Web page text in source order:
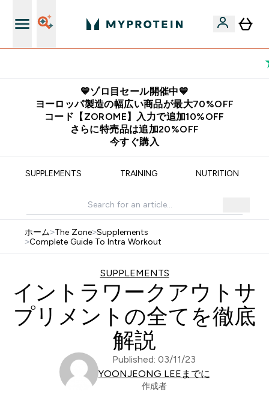
💙ゾロ目セール開催中💙
ヨーロッパ製造の幅広い商品が最大70%OFF
コード【ZOROME】入力で追加10%OFF
さらに特売品は追加20%OFF
今すぐ購入
SUPPLEMENTS TRAINING NUTRITION
ホーム>The Zone>Supplements
>Complete Guide To Intra Workout
SUPPLEMENTS
イントラワークアウトサ
プリメントの全てを徹底
解説
Published: 03/11/23
YOONJEONG LEEまでに
作成者